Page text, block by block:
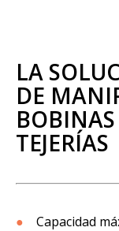
LA
DE
TEJERÍAS
●
Capacidad